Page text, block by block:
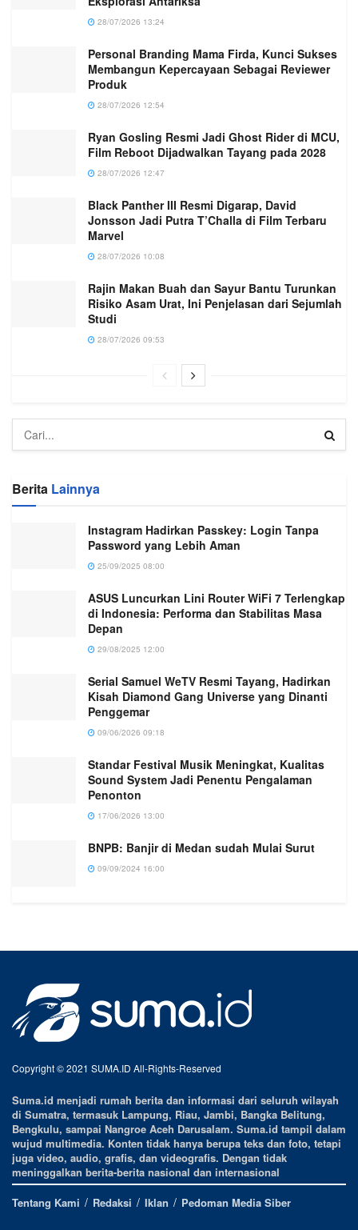
28/07/2026 13:24
Personal Branding Mama Firda, Kunci Sukses
Membangun Kepercayaan Sebagai Reviewer
Produk
28/07/2026 12:54
Ryan Gosling Resmi Jadi Ghost Rider di MCU,
Film Reboot Dijadwalkan Tayang pada 2028
28/07/2026 12:47
Black Panther III Resmi Digarap, David
Jonsson Jadi Putra T’Challa di Film Terbaru
Marvel
28/07/2026 10:08
Rajin Makan Buah dan Sayur Bantu Turunkan
Risiko Asam Urat, Ini Penjelasan dari Sejumlah
Studi
28/07/2026 09:53
Berita Lainnya
Instagram Hadirkan Passkey: Login Tanpa
Password yang Lebih Aman
25/09/2025 08:00
ASUS Luncurkan Lini Router WiFi 7 Terlengkap
di Indonesia: Performa dan Stabilitas Masa
Depan
29/08/2025 12:00
Serial Samuel WeTV Resmi Tayang, Hadirkan
Kisah Diamond Gang Universe yang Dinanti
Penggemar
09/06/2026 09:18
Standar Festival Musik Meningkat, Kualitas
Sound System Jadi Penentu Pengalaman
Penonton
17/06/2026 13:00
BNPB: Banjir di Medan sudah Mulai Surut
09/09/2024 16:00
Copyright © 2021 SUMA.ID All-Rights-Reserved
Suma.id menjadi rumah berita dan informasi dari seluruh wilayah
di Sumatra, termasuk Lampung, Riau, Jambi, Bangka Belitung,
Bengkulu, sampai Nangroe Aceh Darusalam. Suma.id tampil dalam
wujud multimedia. Konten tidak hanya berupa teks dan foto, tetapi
juga video, audio, grafis, dan videografis. Dengan tidak
meninggalkan berita-berita nasional dan internasional
Tentang Kami
Redaksi Iklan Pedoman Media Siber